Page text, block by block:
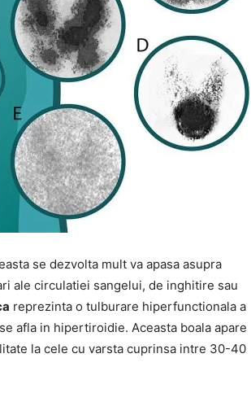
se dezvolta mult va apasa asupra
ale circulatiei sangelui, de inghitire sau
reprezinta o tulburare hiperfunctionala a
afla in hipertiroidie. Aceasta boala apare
la cele cu varsta cuprinsa intre 30-40